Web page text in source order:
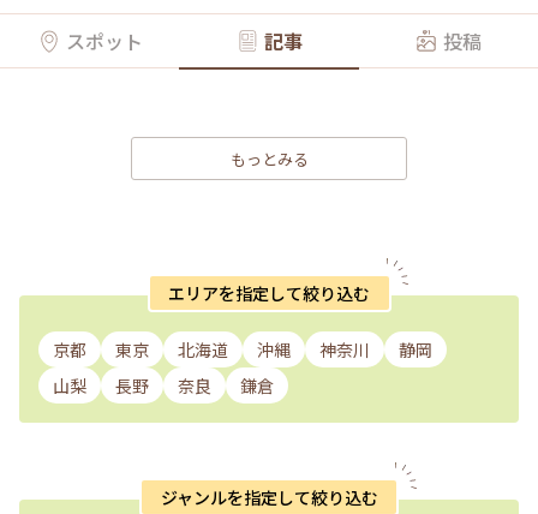
スポット 記事 投稿
もっとみる
エリアを指定して絞り込む
京都 東京 北海道 沖縄 神奈川
静岡
山梨
長野 奈良 鎌倉
ジャンルを指定して絞り込む